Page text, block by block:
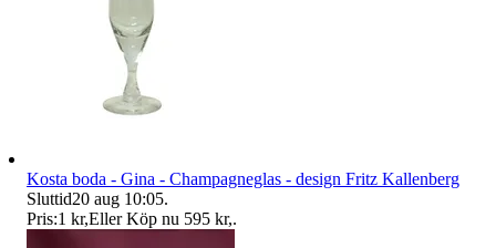
Kosta boda - Gina - Champagneglas - design Fritz Kallenberg
Sluttid20 aug 10:05.
Pris:1 kr,Eller Köp nu 595 kr,.